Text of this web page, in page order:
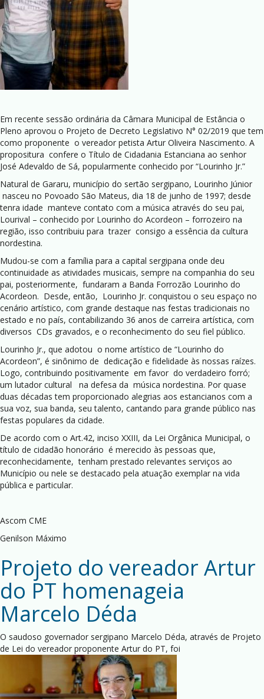
Em recente sessão ordinária da Câmara Municipal de Estância o
Pleno aprovou o Projeto de Decreto Legislativo N° 02/2019 que tem
como proponente o vereador petista Artur Oliveira Nascimento. A
propositura confere o Título de Cidadania Estanciana ao senhor
José Adevaldo de Sá, popularmente conhecido por “Lourinho Jr.”
Natural de Gararu, município do sertão sergipano, Lourinho Júnior
nasceu no Povoado São Mateus, dia 18 de junho de 1997; desde
tenra idade manteve contato com a música através do seu pai,
Lourival – conhecido por Lourinho do Acordeon – forrozeiro na
região, isso contribuiu para trazer consigo a essência da cultura
nordestina.
Mudou-se com a família para a capital sergipana onde deu
continuidade as atividades musicais, sempre na companhia do seu
pai, posteriormente, fundaram a Banda Forrozão Lourinho do
Acordeon. Desde, então, Lourinho Jr. conquistou o seu espaço no
cenário artístico, com grande destaque nas festas tradicionais no
estado e no país, contabilizando 36 anos de carreira artística, com
diversos CDs gravados, e o reconhecimento do seu fiel público.
Lourinho Jr., que adotou o nome artístico de “Lourinho do
Acordeon”, é sinônimo de dedicação e fidelidade às nossas raízes.
Logo, contribuindo positivamente em favor do verdadeiro forró;
um lutador cultural na defesa da música nordestina. Por quase
duas décadas tem proporcionado alegrias aos estancianos com a
sua voz, sua banda, seu talento, cantando para grande público nas
festas populares da cidade.
De acordo com o Art.42, inciso XXIII, da Lei Orgânica Municipal, o
título de cidadão honorário é merecido às pessoas que,
reconhecidamente, tenham prestado relevantes serviços ao
Município ou nele se destacado pela atuação exemplar na vida
pública e particular.
Ascom CME
Genilson Máximo
Projeto do vereador Artur
do PT homenageia
Marcelo Déda
O saudoso governador sergipano Marcelo Déda, através de Projeto
de Lei do vereador proponente Artur do PT, foi